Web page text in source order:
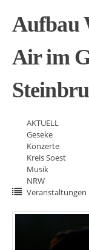
Aufbau
Air im
AKTUELL
Geseke
Konzerte
Kreis Soest
Musik
NRW
Veranstaltungen